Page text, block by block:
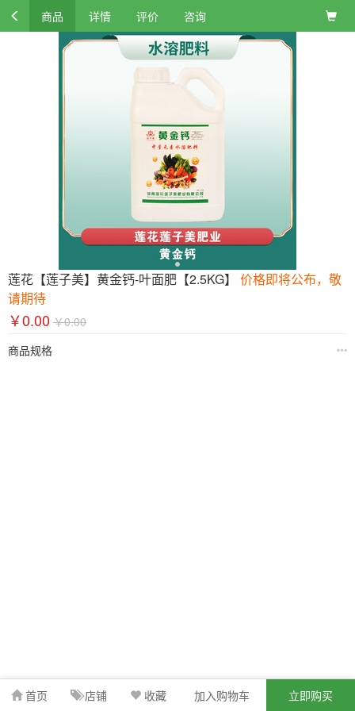
商品 详情 评价 咨询
莲花【莲子美】黄金钙-叶面肥【2.5KG】 价格即将公布，敬
请期待
￥0.00 ￥0.00
商品规格
首页 店铺 收藏 加入购物车 立即购买